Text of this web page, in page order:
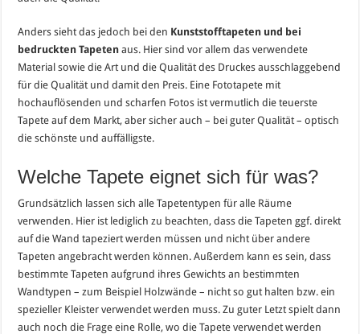
Anders sieht das jedoch bei den Kunststofftapeten und bei
bedruckten Tapeten aus. Hier sind vor allem das verwendete
Material sowie die Art und die Qualität des Druckes ausschlaggebend
für die Qualität und damit den Preis. Eine Fototapete mit
hochauflösenden und scharfen Fotos ist vermutlich die teuerste
Tapete auf dem Markt, aber sicher auch – bei guter Qualität – optisch
die schönste und auffälligste.
Welche Tapete eignet sich für was?
Grundsätzlich lassen sich alle Tapetentypen für alle Räume
verwenden. Hier ist lediglich zu beachten, dass die Tapeten ggf. direkt
auf die Wand tapeziert werden müssen und nicht über andere
Tapeten angebracht werden können. Außerdem kann es sein, dass
bestimmte Tapeten aufgrund ihres Gewichts an bestimmten
Wandtypen – zum Beispiel Holzwände – nicht so gut halten bzw. ein
spezieller Kleister verwendet werden muss. Zu guter Letzt spielt dann
auch noch die Frage eine Rolle, wo die Tapete verwendet werden